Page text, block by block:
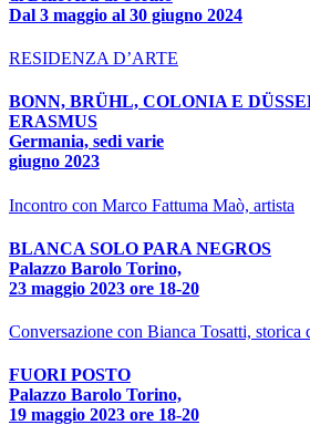
Dal 3 maggio al 30 giugno 2024
RESIDENZA D’ARTE
BONN, BRÜHL, COLONIA E
ERASMUS
Germania, sedi varie
giugno 2023
Incontro con Marco Fattuma Maò, artista
BLANCA SOLO PARA NEGROS
Palazzo Barolo Torino,
23 maggio 2023 ore 18-20
Conversazione con Bianca Tosatti, storica
FUORI POSTO
Palazzo Barolo Torino,
19 maggio 2023 ore 18-20